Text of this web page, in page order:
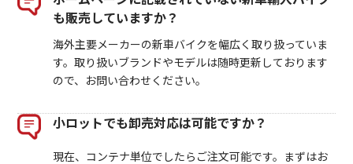
も販売していますか？
海外主要メーカーの新車バイクを幅広く取り扱っていま
す。取り扱いブランドやモデルは随時更新しております
ので、お問い合わせください。
小ロットでも卸売対応は可能ですか？
現在、コンテナ単位でしたらご注文可能です。まずはお